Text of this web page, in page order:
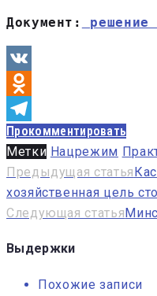
Документ:
VK
Odnoklassniki
Telegram
Прокомментировать
Метки Нацрежим
Навигация
по
записям
Предыдущая статья
хозяйственная цель
Следующая статья
Выдержки
Похожие записи